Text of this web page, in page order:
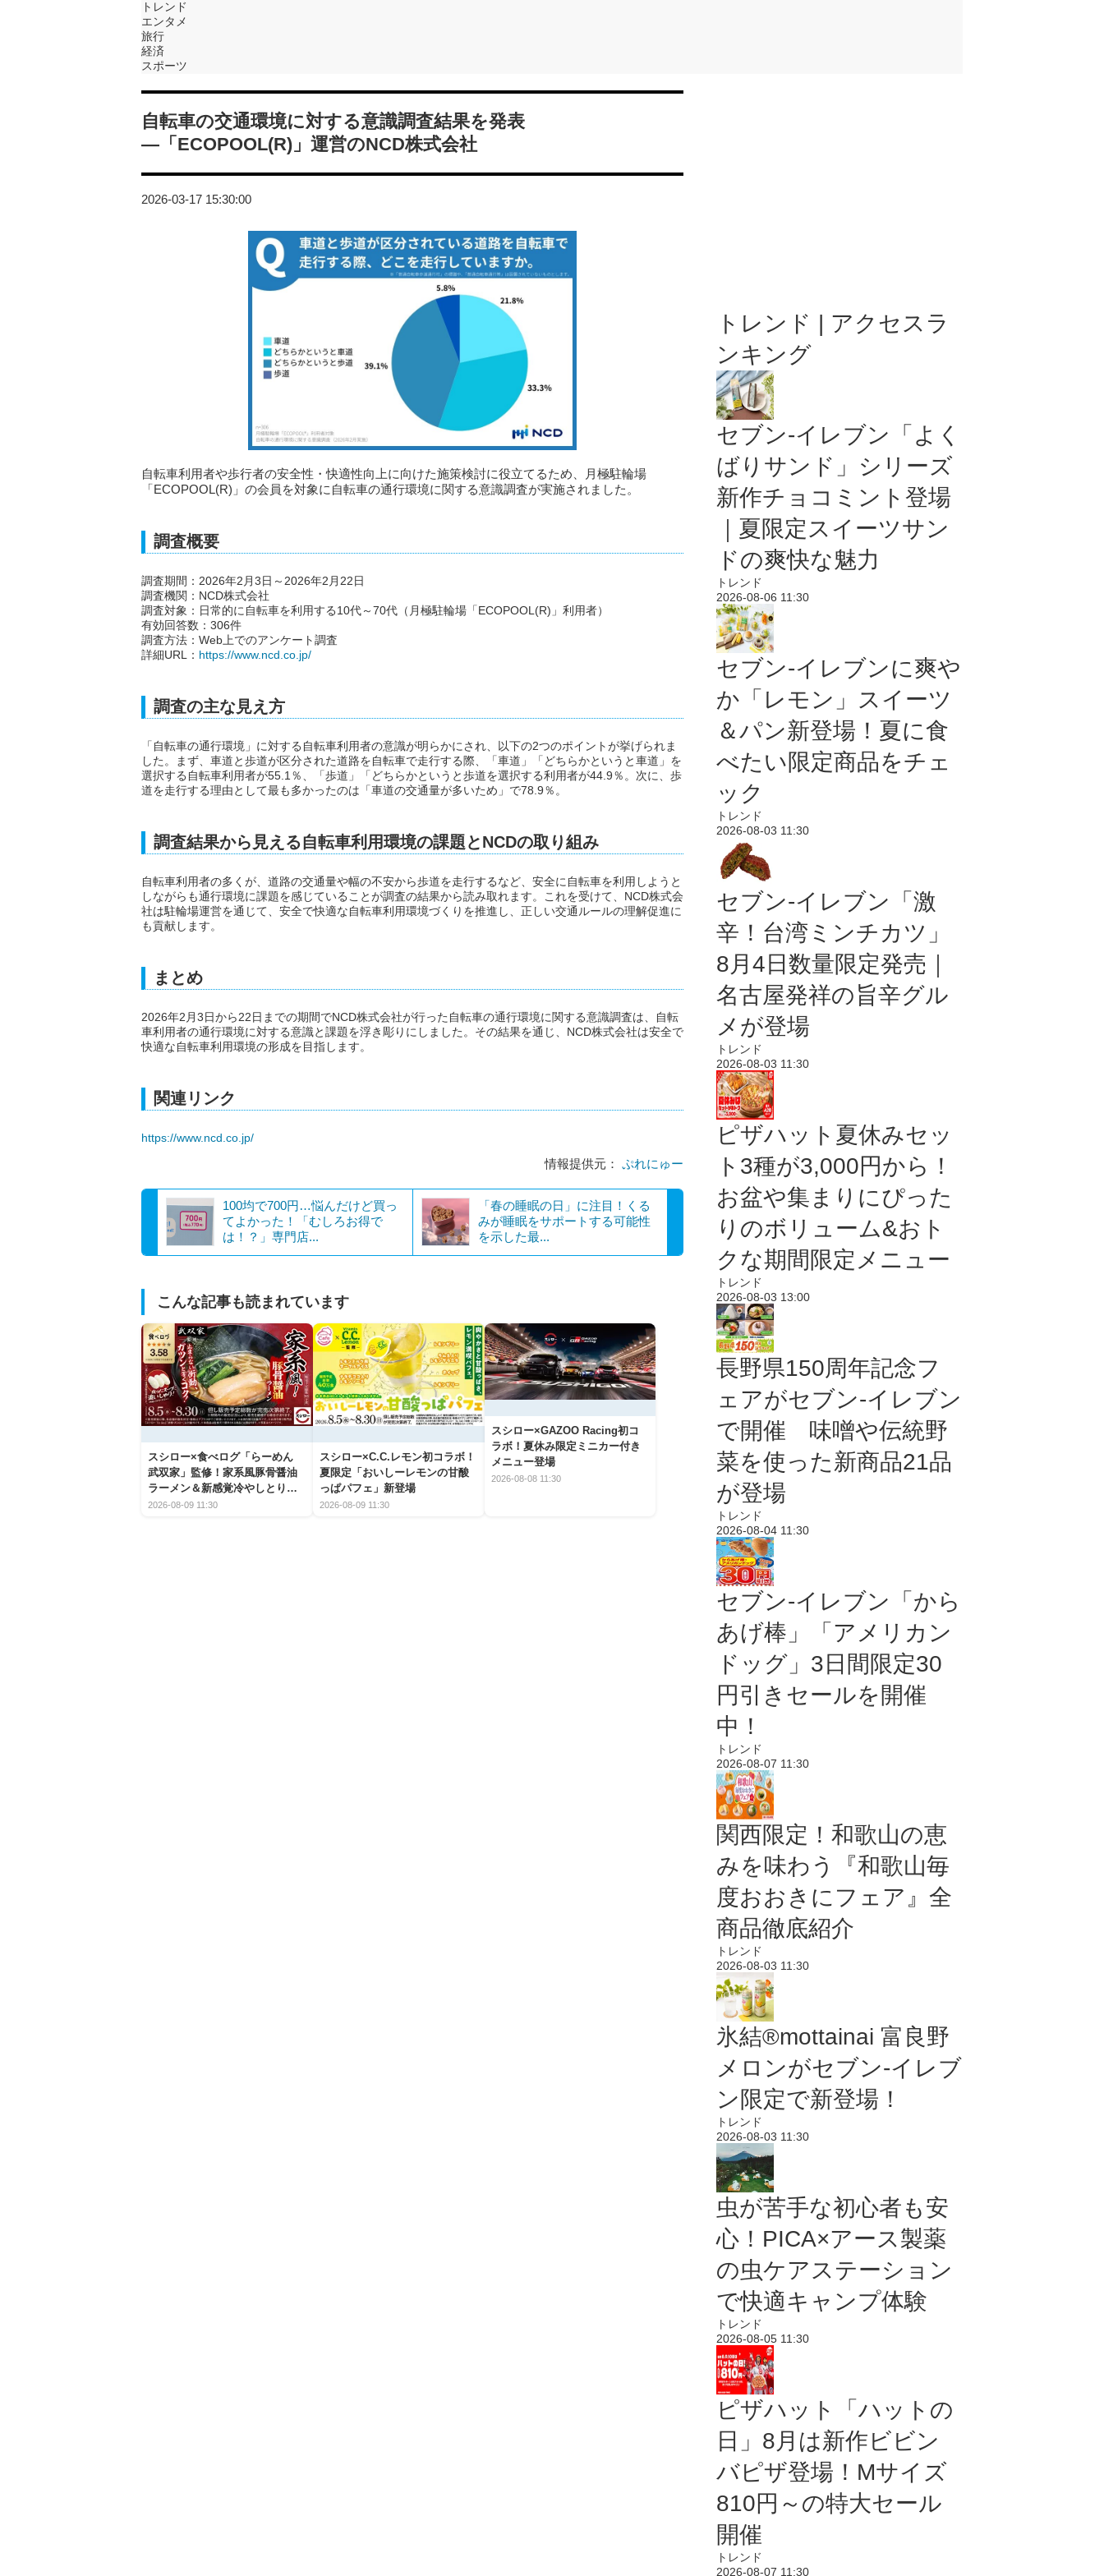
トレンド
エンタメ
旅行
経済
スポーツ
自転車の交通環境に対する意識調査結果を発表
―「ECOPOOL(R)」運営のNCD株式会社
2026-03-17 15:30:00
自転車利用者や歩行者の安全性・快適性向上に向けた施策検討に役立てるため、月極駐輪場
「ECOPOOL(R)」の会員を対象に自転車の通行環境に関する意識調査が実施されました。
調査概要
調査期間：2026年2月3日～2026年2月22日
調査機関：NCD株式会社
調査対象：日常的に自転車を利用する10代～70代（月極駐輪場「ECOPOOL(R)」利用者）
有効回答数：306件
調査方法：Web上でのアンケート調査
詳細URL： https://www.ncd.co.jp/
調査の主な見え方
「自転車の通行環境」に対する自転車利用者の意識が明らかにされ、以下の2つのポイントが挙げられま
した。まず、車道と歩道が区分された道路を自転車で走行する際、「車道」「どちらかというと車道」を
選択する自転車利用者が55.1％、「歩道」「どちらかというと歩道を選択する利用者が44.9％。次に、歩
道を走行する理由として最も多かったのは「車道の交通量が多いため」で78.9％。
調査結果から見える自転車利用環境の課題とNCDの取り組み
自転車利用者の多くが、道路の交通量や幅の不安から歩道を走行するなど、安全に自転車を利用しようと
しながらも通行環境に課題を感じていることが調査の結果から読み取れます。これを受けて、NCD株式会
社は駐輪場運営を通じて、安全で快適な自転車利用環境づくりを推進し、正しい交通ルールの理解促進に
も貢献します。
まとめ
2026年2月3日から22日までの期間でNCD株式会社が行った自転車の通行環境に関する意識調査は、自転
車利用者の通行環境に対する意識と課題を浮き彫りにしました。その結果を通じ、NCD株式会社は安全で
快適な自転車利用環境の形成を目指します。
関連リンク
https://www.ncd.co.jp/
情報提供元： ぷれにゅー
100均で700円…悩んだけど買っ
てよかった！「むしろお得で
は！？」専門店...
「春の睡眠の日」に注目！くる
みが睡眠をサポートする可能性
を示した最...
こんな記事も読まれています
スシロー×食べログ「らーめん
武双家」監修！家系風豚骨醤油
ラーメン＆新感覚冷やしとり天
うどんが新登場
2026-08-09 11:30
スシロー×C.C.レモン初コラボ！
夏限定「おいしーレモンの甘酸
っぱパフェ」新登場
2026-08-09 11:30
スシロー×GAZOO Racing初コ
ラボ！夏休み限定ミニカー付き
メニュー登場
2026-08-08 11:30
トレンド | アクセスラ
ンキング
セブン‐イレブン「よく
ばりサンド」シリーズ
新作チョコミント登場
｜夏限定スイーツサン
ドの爽快な魅力
トレンド
2026-08-06 11:30
セブン‐イレブンに爽や
か「レモン」スイーツ
＆パン新登場！夏に食
べたい限定商品をチェ
ック
トレンド
2026-08-03 11:30
セブン-イレブン「激
辛！台湾ミンチカツ」
8月4日数量限定発売｜
名古屋発祥の旨辛グル
メが登場
トレンド
2026-08-03 11:30
ピザハット夏休みセッ
ト3種が3,000円から！
お盆や集まりにぴった
りのボリューム&おト
クな期間限定メニュー
トレンド
2026-08-03 13:00
長野県150周年記念フ
ェアがセブン-イレブン
で開催 味噌や伝統野
菜を使った新商品21品
が登場
トレンド
2026-08-04 11:30
セブン‐イレブン「から
あげ棒」「アメリカン
ドッグ」3日間限定30
円引きセールを開催
中！
トレンド
2026-08-07 11:30
関西限定！和歌山の恵
みを味わう『和歌山毎
度おおきにフェア』全
商品徹底紹介
トレンド
2026-08-03 11:30
氷結®mottainai 富良野
メロンがセブン‐イレブ
ン限定で新登場！
トレンド
2026-08-03 11:30
虫が苦手な初心者も安
心！PICA×アース製薬
の虫ケアステーション
で快適キャンプ体験
トレンド
2026-08-05 11:30
ピザハット「ハットの
日」8月は新作ビビン
バピザ登場！Mサイズ
810円～の特大セール
開催
トレンド
2026-08-07 11:30